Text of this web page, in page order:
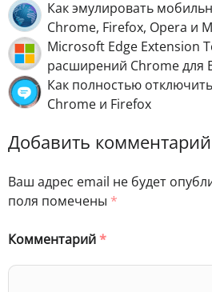
Как эмулировать
Chrome, Firefox, Opera и
Microsoft Edge Extension
расширений Chrome для
Как полностью
Chrome и Firefox
Добавить комментарий
Ваш адрес email не будет
поля помечены *
Комментарий*